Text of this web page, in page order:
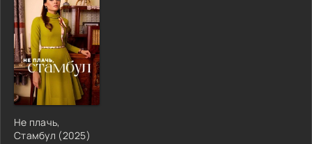
Не плачь,
Стамбул (2025)